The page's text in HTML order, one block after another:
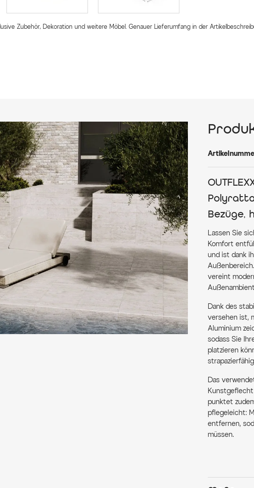
Zubehör, Dekoration und weitere Möbel. Genauer Lieferumfang in der
Bezüge,
Lassen Sie
Komfort
und ist dank
vereint
Dank des
versehen ist,
Aluminium
sodass Sie
platzieren
Das
punktet
pflegeleicht:
entfernen,
müssen.
Besonders
bis hin zur
kühles
Nickerchen in